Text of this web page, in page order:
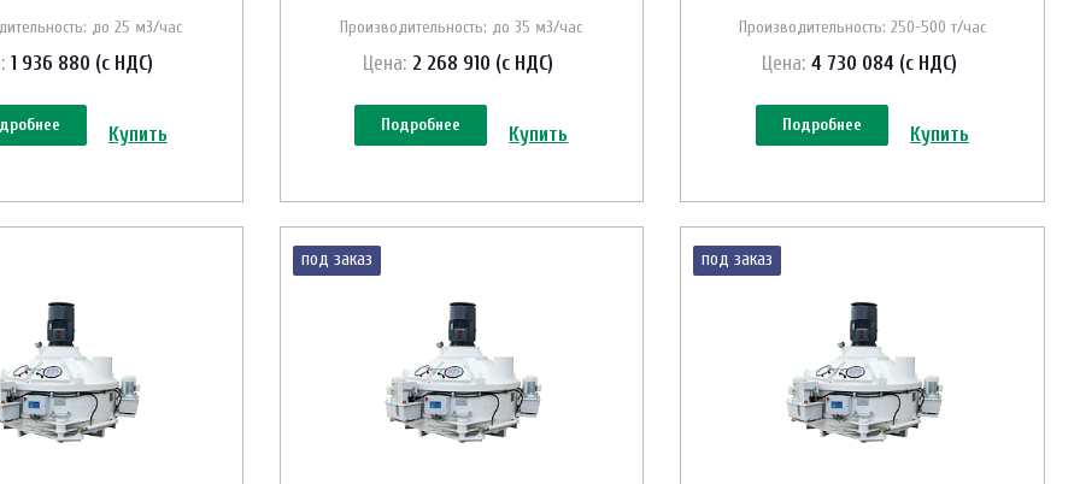
до 25 м3/час
1 936 880 (с НДС)
Купить
Производительность: до 35 м3/час
Цена: 2 268 910 (с НДС)
Подробнее Купить
Производительность: 250-500 т/час
Цена: 4 730 084 (с НДС)
Подробнее Купить
под заказ под заказ